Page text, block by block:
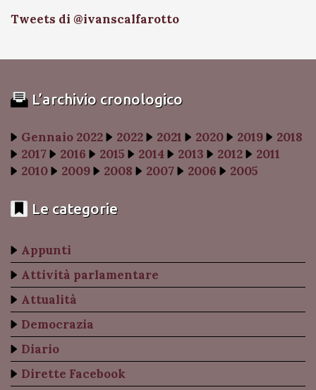
Tweets di @ivanscalfarotto
L’archivio cronologico
Gennaio 2022 2022 2021 2020 2019
2018
2017
2016 2015 2014 2013 2012
2011
2010
2009 2008 2007 2006 2005
Le categorie
Appunti
Attività parlamentare
Attualità
Democrazia
Diario
Dirette Facebook